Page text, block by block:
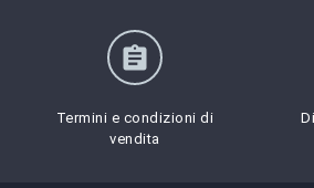
assignment
Termini e condizioni di
vendita